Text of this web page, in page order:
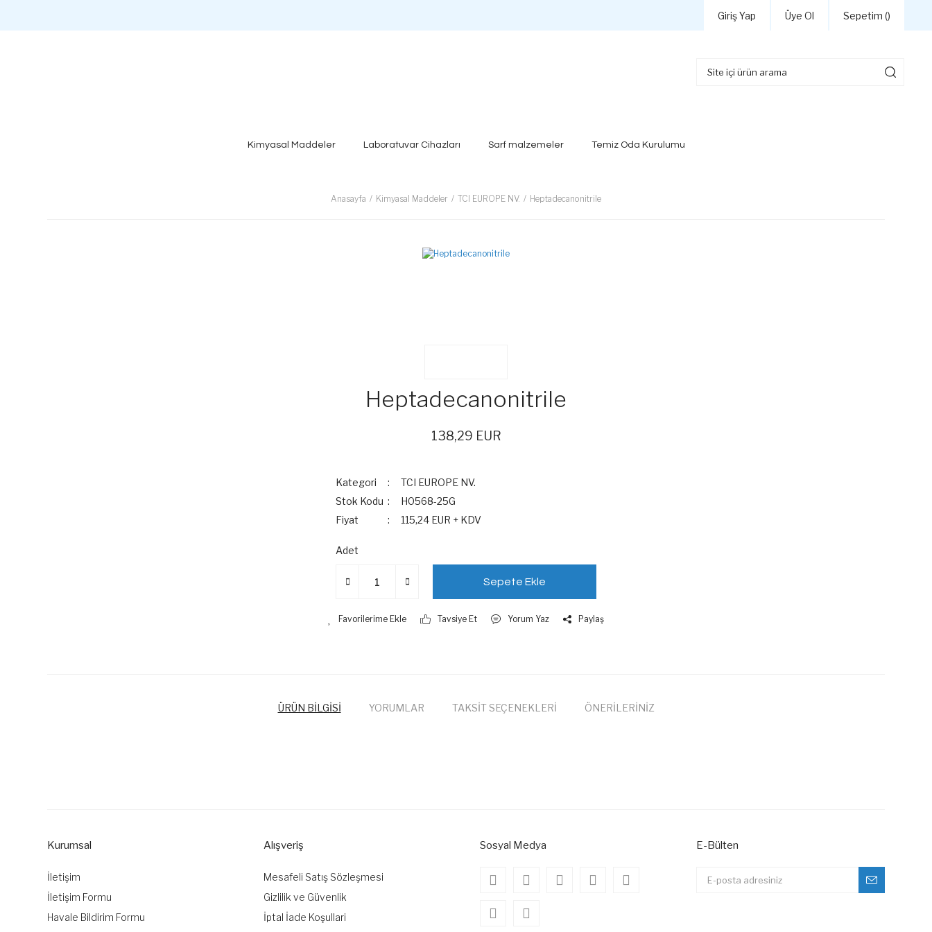
Giriş Yap Üye Ol Sepetim ()
Kimyasal Maddeler Laboratuvar Cihazları Sarf malzemeler Temiz Oda Kurulumu
Anasayfa Kimyasal Maddeler TCI EUROPE NV. Heptadecanonitrile
Heptadecanonitrile
138,29 EUR
Kategori
TCI EUROPE NV.
Stok Kodu
H0568-25G
Fiyat
115,24 EUR + KDV
Adet
Sepete Ekle
Tavsiye Et Yorum Yaz Paylaş
ÜRÜN BİLGİSİ YORUMLAR TAKSİT SEÇENEKLERİ ÖNERİLERİNİZ
Ürün bilgilerinde hatalar bulunuyor.
Bu ürüne benzer farklı alternatifler olmalı.
Kurumsal
İletişim
İletişim Formu
Havale Bildirim Formu
Alışveriş
Mesafeli Satış Sözleşmesi
Gizlilik ve Güvenlik
İptal İade Koşullari
Sosyal Medya E-Bülten